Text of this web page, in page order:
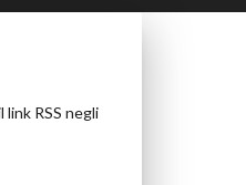
RSS negli